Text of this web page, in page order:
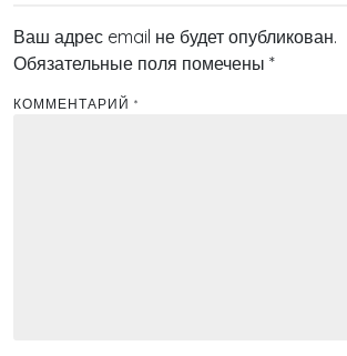
Ваш адрес email не будет опубликован.
Обязательные поля помечены *
КОММЕНТАРИЙ *